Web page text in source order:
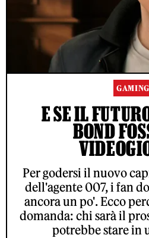
GAMING
E SE IL
BOND
Per godersi il nuovo
dell'agente 007, i fan
ancora un po'. Ecco
domanda: chi sarà il
potrebbe stare in